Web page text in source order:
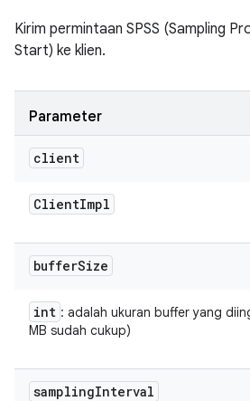
Kirim permintaan SPSS (Sampling
Start) ke klien.
Parameter
client
ClientImpl
bufferSize
int : adalah ukuran buffer yang
MB sudah cukup)
samplingInterval